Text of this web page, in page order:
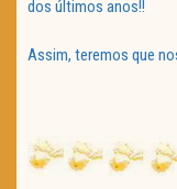
dos últimos anos!!
Assim, teremos que